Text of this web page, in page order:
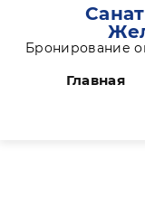
Бронирование
Главная